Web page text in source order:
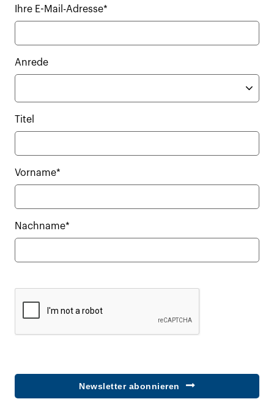
Ihre E-Mail-Adresse*
Anrede
Titel
Vorname*
Nachname*
Newsletter abonnieren